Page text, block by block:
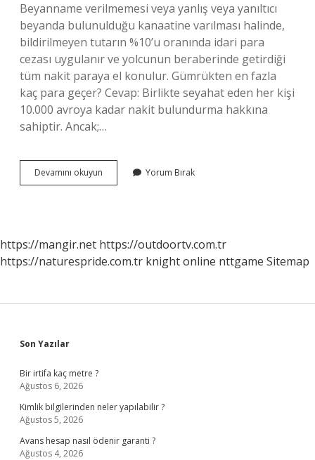
Beyanname verilmemesi veya yanlış veya yanıltıcı
beyanda bulunulduğu kanaatine varılması halinde,
bildirilmeyen tutarın %10’u oranında idari para
cezası uygulanır ve yolcunun beraberinde getirdiği
tüm nakit paraya el konulur. Gümrükten en fazla
kaç para geçer? Cevap: Birlikte seyahat eden her kişi
10.000 avroya kadar nakit bulundurma hakkına
sahiptir. Ancak;…
Devamını okuyun Gümrükte
Yakalanan
Yorum Bırak
https://mangir.net https://outdoortv.com.tr
https://naturespride.com.tr knight online nttgame Sitemap
Sidebar
Son Yazılar
Bir irtifa kaç metre ?
Ağustos 6, 2026
Kimlik bilgilerinden neler yapılabilir ?
Ağustos 5, 2026
Avans hesap nasıl ödenir garanti ?
Ağustos 4, 2026